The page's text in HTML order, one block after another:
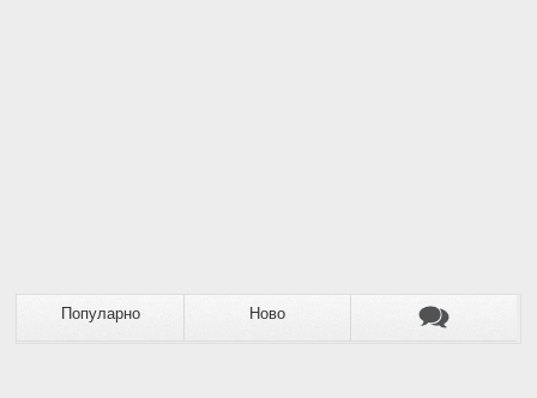
Популарно Ново